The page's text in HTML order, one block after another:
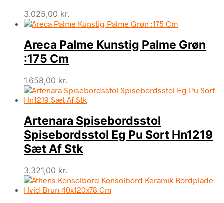
3.025,00 kr.
Areca Palme Kunstig Palme Grøn
:175 Cm
1.658,00 kr.
Artenara Spisebordsstol
Spisebordsstol Eg Pu Sort Hn1219
Sæt Af Stk
3.321,00 kr.